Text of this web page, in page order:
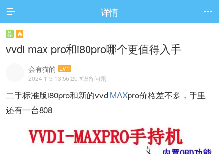
 详情 
荐 
vvdi max pro和i80pro哪个更值得入手
会有猫的 Lv.1
2024-1-9 13:56:20 #设备问题
二手标准版i80pro和新的vvdiMAXpro价格差不多，手里
还有一台808